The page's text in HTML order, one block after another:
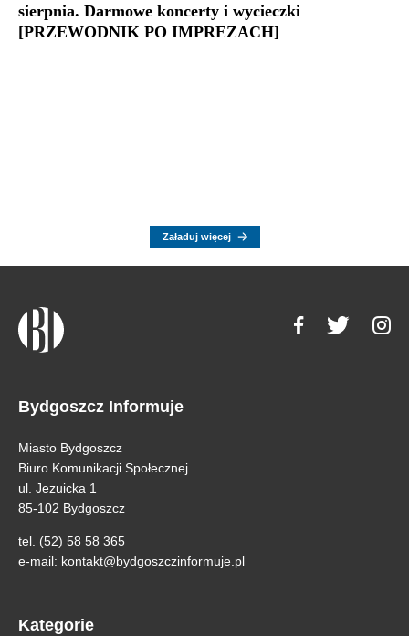
sierpnia. Darmowe koncerty i wycieczki
[PRZEWODNIK PO IMPREZACH]
Załaduj więcej
Bydgoszcz Informuje
Miasto Bydgoszcz
Biuro Komunikacji Społecznej
ul. Jezuicka 1
85-102 Bydgoszcz
tel. (52) 58 58 365
e-mail: kontakt@bydgoszczinformuje.pl
Kategorie